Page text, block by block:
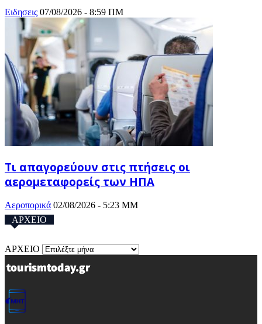
Ειδησεις 07/08/2026 - 8:59 ΠΜ
Τι απαγορεύουν στις πτήσεις οι
αερομεταφορείς των ΗΠΑ
Αεροπορικά 02/08/2026 - 5:23 ΜΜ
ΑΡΧΕΙΟ
ΑΡΧΕΙΟ